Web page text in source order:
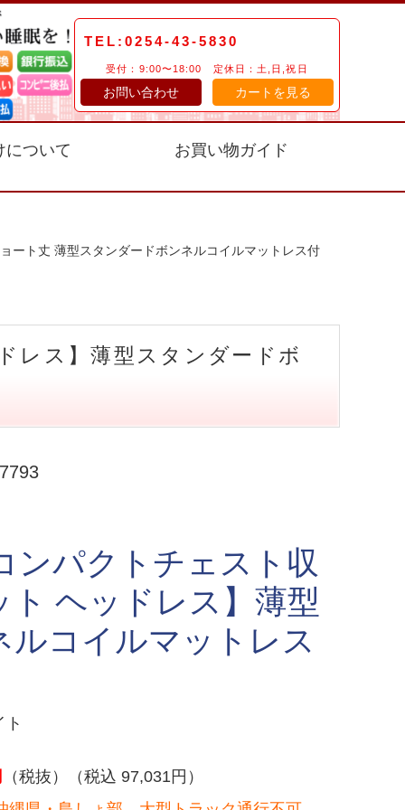
TEL:0254-43-5830
受付：9:00〜18:00 定休日：土,日,祝日
お問い合わせ カートを見る
について お買い物ガイド
ート丈 薄型スタンダードボンネルコイルマットレス付
レス】薄型スタンダードボ
ンパクトチェスト収
ヘッドレス】薄型
コイルマットレス
（税抜）（税込 97,031円）